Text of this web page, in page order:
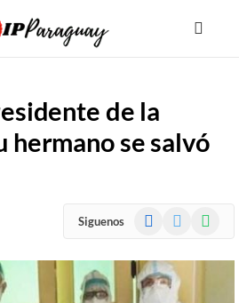
de la
hermano se salvó
Siguenos Facebook